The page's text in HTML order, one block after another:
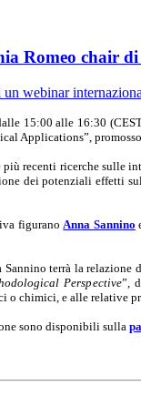
Romeo chair
15:00 alle 16:30
Applications”,
più recenti ricerche sulle
dei potenziali effetti
figurano Anna Sannino
Sannino terrà la relazione
Perspective”,
o chimici, e alle relative
sono disponibili sulla